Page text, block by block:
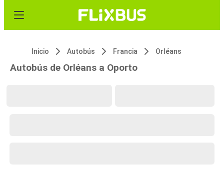
Inicio Autobús Francia Orléans
Autobús de Orléans a Oporto